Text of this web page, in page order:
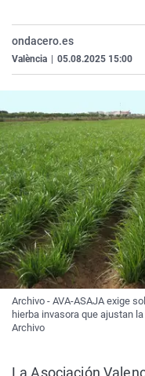
ondacero.es
València 05.08.2025 15:00
Archivo - AVA-ASAJA exige
hierba invasora que ajustan
Archivo
La Asociación